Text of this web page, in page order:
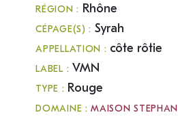
RÉGION : Rhône
CÉPAGE(S) : Syrah
APPELLATION : côte rôtie
LABEL : VMN
TYPE : Rouge
DOMAINE :MAISON STEPHAN